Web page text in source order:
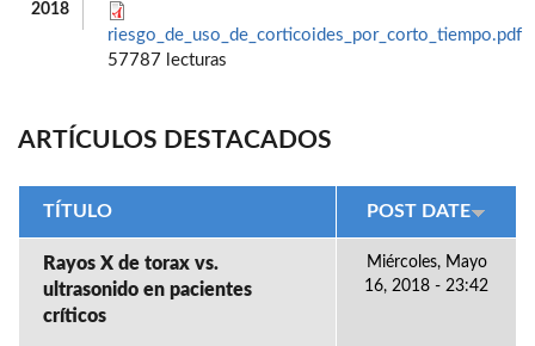
2018
riesgo_de_uso_de_corticoides_por_corto_tiempo.pdf
57787 lecturas
ARTÍCULOS DESTACADOS
TÍTULO POST DATE
Rayos X de torax vs.
ultrasonido en pacientes
críticos
Miércoles, Mayo
16, 2018 - 23:42